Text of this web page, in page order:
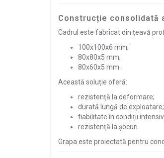
Construcție consolidată
Cadrul este fabricat din țeavă
100х100х6 mm;
80х80х5 mm;
80х60х5 mm.
Această soluție oferă:
rezistență la deformare;
durată lungă de exploatare;
fiabilitate în condiții
rezistență la șocuri.
Grapa este proiectată pentru